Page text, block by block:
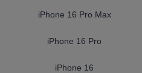
iPhone 16 Pro Max
iPhone 16 Pro
iPhone 16